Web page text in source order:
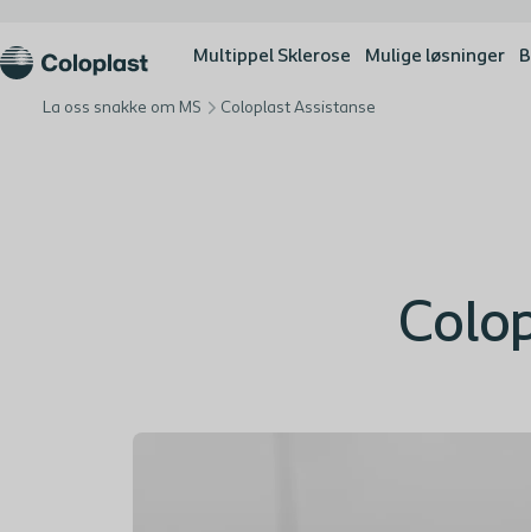
Multippel Sklerose Mulige løsninger
La oss snakke om MS Coloplast Assistanse